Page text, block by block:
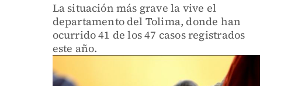
La situación más grave la vive el
departamento del Tolima, donde han
ocurrido 41 de los 47 casos registrados
este año.